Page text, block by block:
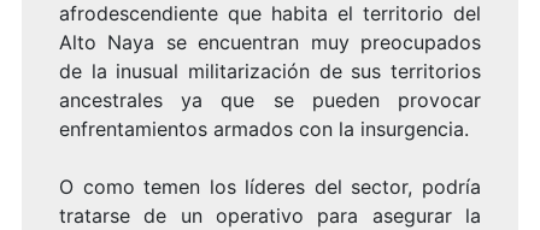
afrodescendiente que habita el territorio del
Alto Naya se encuentran muy preocupados
de la inusual militarización de sus territorios
ancestrales ya que se pueden provocar
enfrentamientos armados con la insurgencia.
O como temen los líderes del sector, podría
tratarse de un operativo para asegurar la